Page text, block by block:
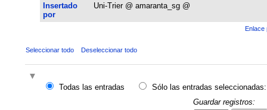
Insertado
por
Uni-Trier @ amaranta_sg @
Enlace
Seleccionar todo Deseleccionar todo
Todas las entradas
Sólo las entradas seleccionadas:
Guardar registros: